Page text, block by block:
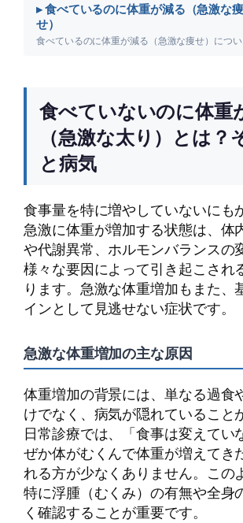
▸ 食べているのに体重が減る（急激な痩
せ）
食べてい
食べていないのに体重
（急激な太り）とは？
と病気
食事量を特に増やしていないにも
急激に体重が増加する状態は、体
や代謝異常、ホルモンバランスの
様々な要因によって引き起こされ
ります。急激な体重増加もまた、
インとして見逃せない症状です。
急激な体重増加の主な原因
体重増加の背景には、単なる過食
けでなく、病気が隠れていること
日常診療では、「食事は変えてい
ぜか体がむくんで体重が増えてき
れる方が少なくありません。この
特に浮腫（むくみ）の有無や全身
く確認することが重要です。